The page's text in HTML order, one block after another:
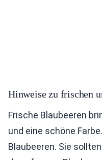
Hinweise zu frischen
Frische Blaubeeren
und eine schöne
Blaubeeren. Sie